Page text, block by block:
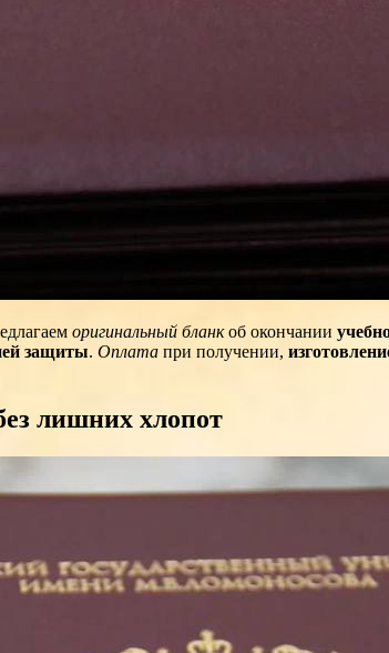
оригинальный бланкоб окончании
защиты. Оплата при получении,
лишних хлопот